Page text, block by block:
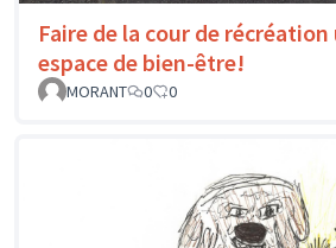
Faire de la cour de récréation
espace de bien-être!
MORANT
0 0